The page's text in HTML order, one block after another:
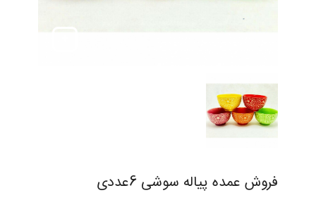
فروش عمده پیاله سوشی 6عددی